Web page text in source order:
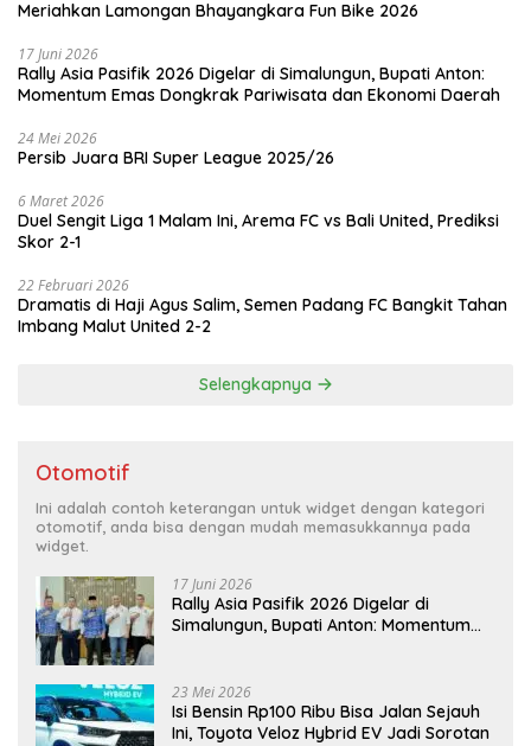
Meriahkan Lamongan Bhayangkara Fun Bike 2026
17 Juni 2026
Rally Asia Pasifik 2026 Digelar di Simalungun, Bupati Anton:
Momentum Emas Dongkrak Pariwisata dan Ekonomi Daerah
24 Mei 2026
Persib Juara BRI Super League 2025/26
6 Maret 2026
Duel Sengit Liga 1 Malam Ini, Arema FC vs Bali United, Prediksi
Skor 2-1
22 Februari 2026
Dramatis di Haji Agus Salim, Semen Padang FC Bangkit Tahan
Imbang Malut United 2-2
Selengkapnya
Otomotif
Ini adalah contoh keterangan untuk widget dengan kategori
otomotif, anda bisa dengan mudah memasukkannya pada
widget.
17 Juni 2026
Rally Asia Pasifik 2026 Digelar di
Simalungun, Bupati Anton: Momentum
23 Mei 2026
Isi Bensin Rp100 Ribu Bisa Jalan Sejauh
Ini, Toyota Veloz Hybrid EV Jadi Sorotan